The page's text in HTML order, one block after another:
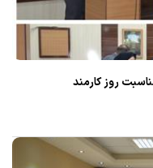
روز كارمند